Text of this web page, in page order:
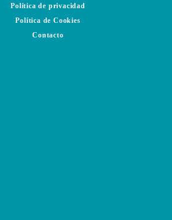
Política de privacidad
Política de Cookies
Contacto